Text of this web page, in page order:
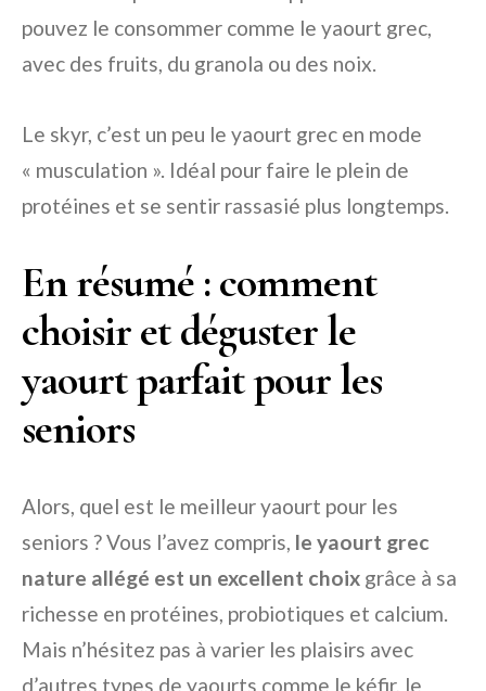
pouvez le consommer comme le yaourt grec,
avec des fruits, du granola ou des noix.
Le skyr, c’est un peu le yaourt grec en mode
« musculation ». Idéal pour faire le plein de
protéines et se sentir rassasié plus longtemps.
En résumé : comment
choisir et déguster le
yaourt parfait pour les
seniors
Alors, quel est le meilleur yaourt pour les
seniors ? Vous l’avez compris, le yaourt grec
nature allégé est un excellent choix grâce à sa
richesse en protéines, probiotiques et calcium.
Mais n’hésitez pas à varier les plaisirs avec
d’autres types de yaourts comme le kéfir, le